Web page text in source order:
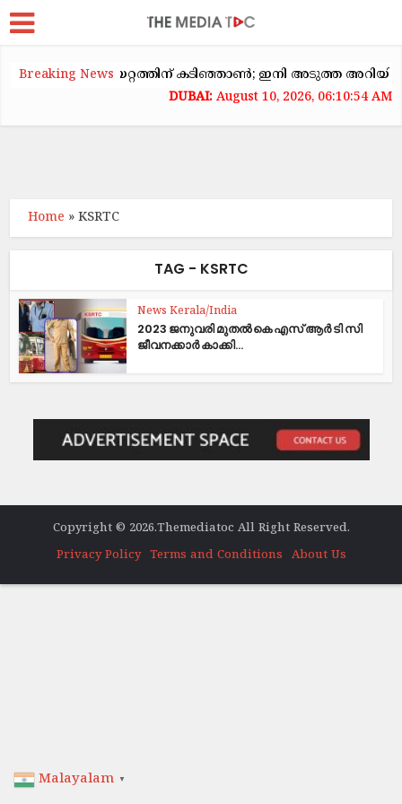
Breaking News
വാടകക്കയറ്റത്തിന് കടിഞ്ഞാൺ; ഇനി അടുത്ത അറിയിപ്പ്
August 10, 2026, 06:10:54 AM
Home »KSRTC
TAG - KSRTC
News Kerala/India
2023 ജനുവരി മുതൽ കെ എസ് ആർ ടി സി
ജീവനക്കാർ കാക്കി...
Copyright © 2026.Themediatoc All Right Reserved.
Privacy Policy
Terms and Conditions About Us
Malayalam ▼